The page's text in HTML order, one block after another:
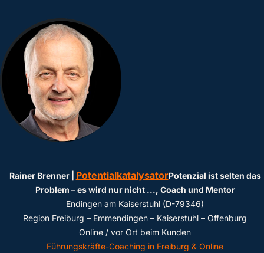
Rainer Brenner | PotentialkatalysatorPotenzial ist selten das
Problem – es wird nur nicht ..., Coach und Mentor
Endingen am Kaiserstuhl (D-79346)
Region Freiburg – Emmendingen – Kaiserstuhl – Offenburg
Online / vor Ort beim Kunden
Führungskräfte-Coaching in Freiburg & Online